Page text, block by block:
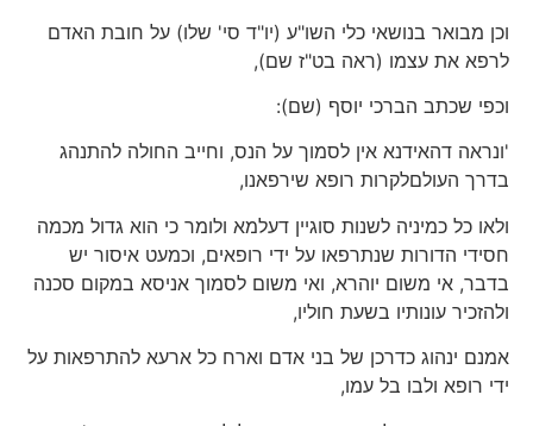
וכן מבואר בנושאי כלי השו"ע (יו"ד סי' שלו) על חובת האדם
לרפא את עצמו (ראה בט"ז שם),
וכפי שכתב הברכי יוסף (שם):
'ונראה דהאידנא אין לסמוך על הנס, וחייב החולה להתנהג
בדרך העולםלקרות רופא שירפאנו,
ולאו כל כמיניה לשנות סוגיין דעלמא ולומר כי הוא גדול מכמה
חסידי הדורות שנתרפאו על ידי רופאים, וכמעט איסור יש
בדבר, אי משום יוהרא, ואי משום לסמוך אניסא במקום סכנה
ולהזכיר עונותיו בשעת חוליו,
אמנם ינהוג כדרכן של בני אדם וארח כל ארעא להתרפאות על
ידי רופא ולבו בל עמו,